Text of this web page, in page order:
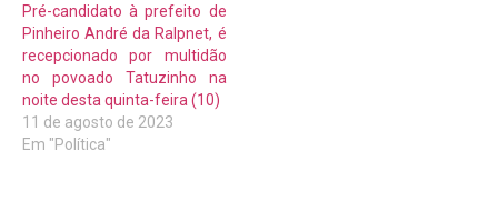
Pré-candidato à prefeito de
Pinheiro André da Ralpnet, é
recepcionado por multidão
no povoado Tatuzinho na
noite desta quinta-feira (10)
11 de agosto de 2023
Em "Política"